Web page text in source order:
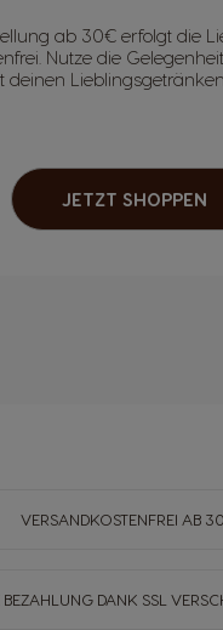
ab 30€ erfolgt die
Nutze die
deinen
JETZT SHOPPEN
VERSANDKOSTENFREI AB
BEZAHLUNG DANK SSL